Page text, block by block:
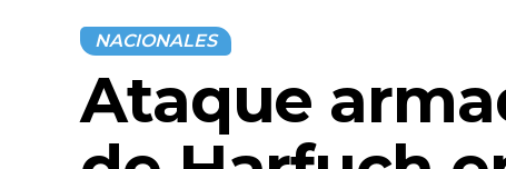
NACIONALES
Ataque